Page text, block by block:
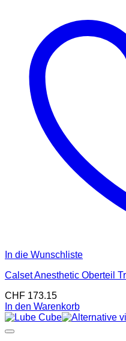
In die Wunschliste
Calset Anesthetic Oberteil
CHF 173.15
In den Warenkorb